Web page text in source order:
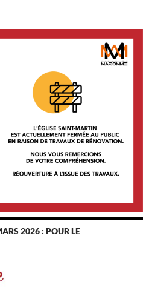
2026 : POUR LE